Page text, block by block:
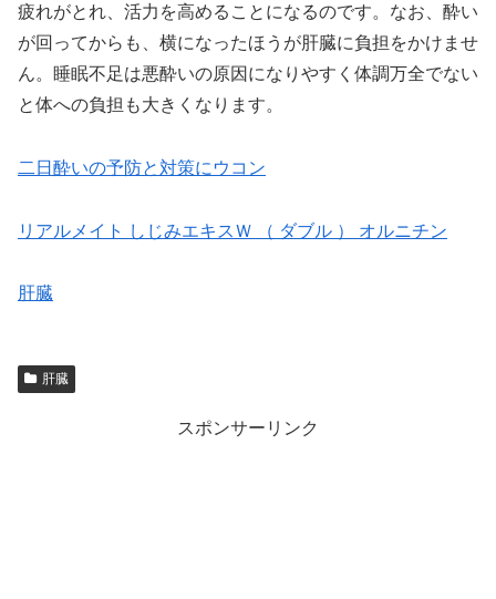
疲れがとれ、活力を高めることになるのです。なお、酔い
が回ってからも、横になったほうが肝臓に負担をかけませ
ん。睡眠不足は悪酔いの原因になりやすく体調万全でない
と体への負担も大きくなります。
二日酔いの予防と対策にウコン
リアルメイト しじみエキスＷ （ ダブル ） オルニチン
肝臓
肝臓
スポンサーリンク